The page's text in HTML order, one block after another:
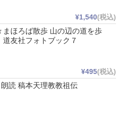
¥1,540(税込)
まほろば散歩 山の辺の道を歩
友社フォトブック７
¥495(税込)
読 稿本天理教教祖伝